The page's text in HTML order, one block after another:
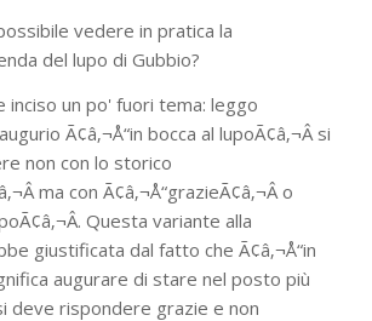
vedere in pratica la
del lupo di Gubbio?
inciso un po' fuori tema: leggo
Ã¢â‚¬Å“in bocca al lupoÃ¢â‚¬Â si
non con lo storico
ma con Ã¢â‚¬Å“grazieÃ¢â‚¬Â o
Questa variante alla
giustificata dal fatto che Ã¢â‚¬Å“in
augurare di stare nel posto più
deve rispondere grazie e non